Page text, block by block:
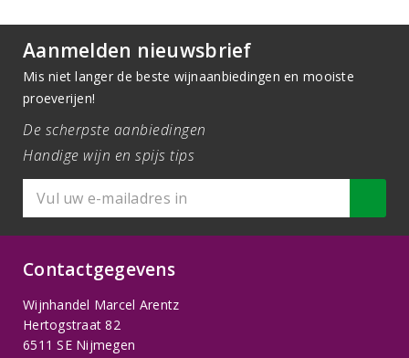
Aanmelden nieuwsbrief
Mis niet langer de beste wijnaanbiedingen en mooiste
proeverijen!
De scherpste aanbiedingen
Handige wijn en spijs tips
Contactgegevens
Wijnhandel Marcel Arentz
Hertogstraat 82
6511 SE Nijmegen